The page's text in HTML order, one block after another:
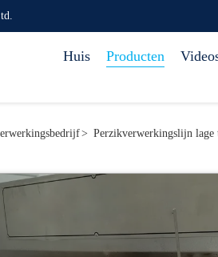
Huis Producten
> Perzikverwerkingslijn lage